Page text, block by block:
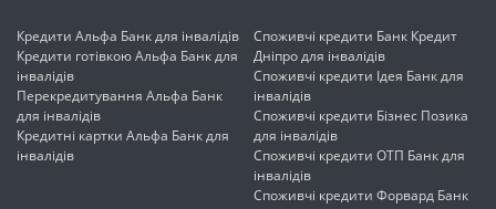
Кредити Альфа Банк для інвалідів
Кредити готівкою Альфа Банк для
інвалідів
Перекредитування Альфа Банк
для інвалідів
Кредитні картки Альфа Банк для
інвалідів
Споживчі кредити Банк Кредит
Дніпро для інвалідів
Споживчі кредити Ідея Банк для
інвалідів
Споживчі кредити Бізнес Позика
для інвалідів
Споживчі кредити ОТП Банк для
інвалідів
Споживчі кредити Форвард Банк